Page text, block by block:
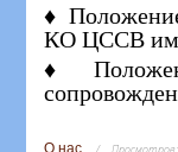
♦
КО ЦССВ
О нас